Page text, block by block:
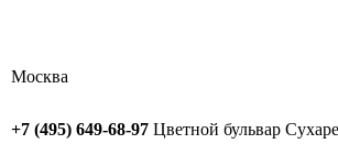
Москва
+7 (495) 649-68-97 Цветной бульвар